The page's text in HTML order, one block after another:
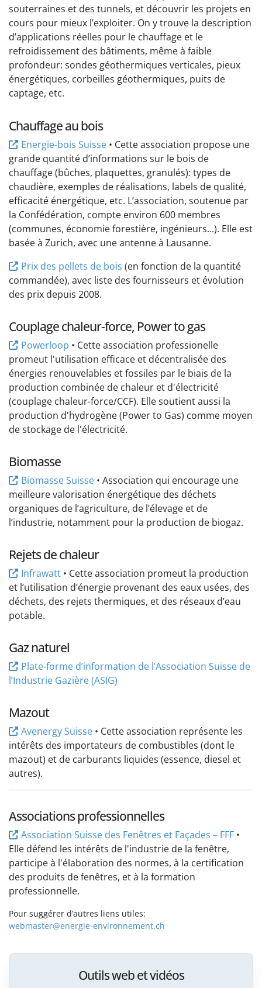
souterraines et des tunnels, et découvrir les projets en
cours pour mieux l’exploiter. On y trouve la description
d’applications réelles pour le chauffage et le
refroidissement des bâtiments, même à faible
profondeur: sondes géothermiques verticales, pieux
énergétiques, corbeilles géothermiques, puits de
captage, etc.
Chauffage au bois
Energie-bois Suisse• Cette association propose une
grande quantité d’informations sur le bois de
chauffage (bûches, plaquettes, granulés): types de
chaudière, exemples de réalisations, labels de qualité,
efficacité énergétique, etc. L’association, soutenue par
la Confédération, compte environ 600 membres
(communes, économie forestière, ingénieurs...). Elle est
basée à Zurich, avec une antenne à Lausanne.
Prix des pellets de bois (en fonction de la quantité
commandée), avec liste des fournisseurs et évolution
des prix depuis 2008.
Couplage chaleur-force, Power to gas
Powerloop • Cette association professionelle
promeut l'utilisation efficace et décentralisée des
énergies renouvelables et fossiles par le biais de la
production combinée de chaleur et d'électricité
(couplage chaleur-force/CCF). Elle soutient aussi la
production d'hydrogène (Power to Gas) comme moyen
de stockage de l'électricité.
Biomasse
Biomasse Suisse• Association qui encourage une
meilleure valorisation énergétique des déchets
organiques de l’agriculture, de l’élevage et de
l’industrie, notamment pour la production de biogaz.
Rejets de chaleur
Infrawatt• Cette association promeut la production
et l’utilisation d’énergie provenant des eaux usées, des
déchets, des rejets thermiques, et des réseaux d’eau
potable.
Gaz naturel
Plate-forme d’information de l’Association Suisse de
l’Industrie Gazière (ASIG)
Mazout
Avenergy Suisse• Cette association représente les
intérêts des importateurs de combustibles (dont le
mazout) et de carburants liquides (essence, diesel et
autres).
Associations professionnelles
Association Suisse des Fenêtres et Façades – FFF•
Elle défend les intérêts de l'industrie de la fenêtre,
participe à l'élaboration des normes, à la certification
des produits de fenêtres, et à la formation
professionnelle.
Pour suggérer d’autres liens utiles:
webmaster@energie-environnement.ch
Outils web et vidéos